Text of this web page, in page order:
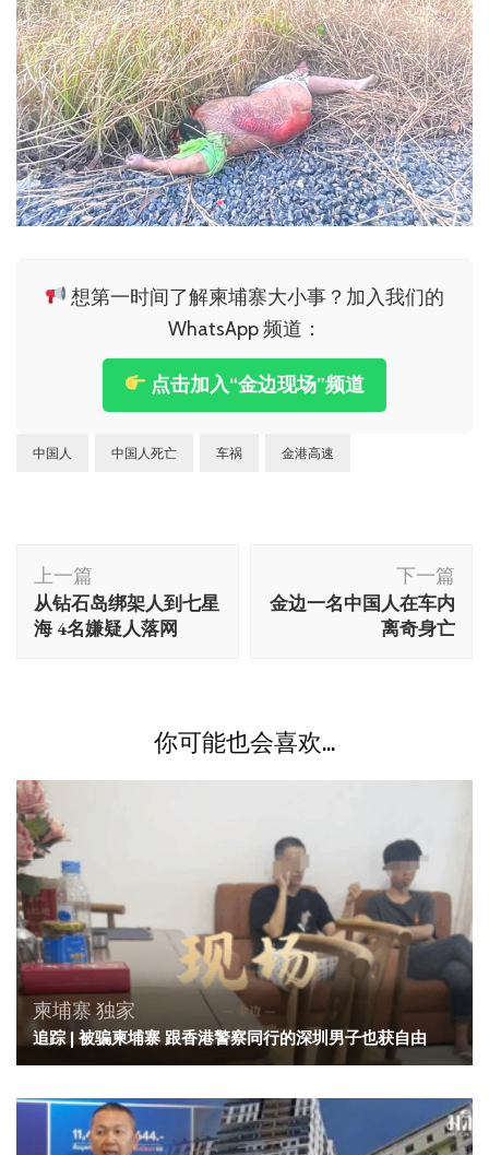
想第一时间了解柬埔寨大小事？加入我们的
WhatsApp 频道：
点击加入“金边现场”频道
中国人 中国人死亡 车祸 金港高速
博
文
导
上一篇
从钻石岛绑架人到七星
海 4名嫌疑人落网
下一篇
金边一名中国人在车内
离奇身亡
你可能也会喜欢...
柬埔寨 独家
追踪 | 被骗柬埔寨 跟香港警察同行的深圳男子也获自由